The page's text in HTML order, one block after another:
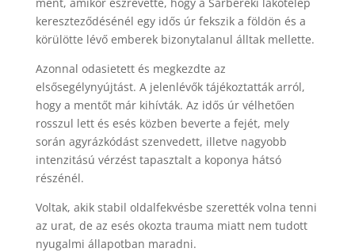
kereszteződésénél egy idős úr fekszik a földön és a
körülötte lévő emberek bizonytalanul álltak mellette.
Azonnal odasietett és megkezdte az
elsősegélynyújtást. A jelenlévők tájékoztatták arról,
hogy a mentőt már kihívták. Az idős úr vélhetően
rosszul lett és esés közben beverte a fejét, mely
során agyrázkódást szenvedett, illetve nagyobb
intenzitású vérzést tapasztalt a koponya hátsó
részénél.
Voltak, akik stabil oldalfekvésbe szerették volna tenni
az urat, de az esés okozta trauma miatt nem tudott
nyugalmi állapotban maradni.